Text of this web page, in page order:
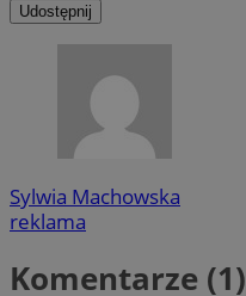
Udostępnij
Sylwia Machowska
reklama
Komentarze (1)